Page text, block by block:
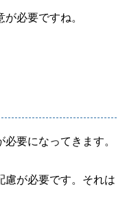
必要ですね。
要になってきます。
慮が必要です。それは